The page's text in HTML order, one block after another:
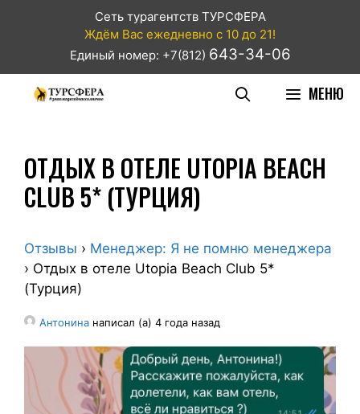
Сеть турагентств ТУРСФЕРА
Ждём Вас ежедневно с 10 до 21!
Единый номер: +7(812) 643-34-06
МЕНЮ
ОТДЫХ В ОТЕЛЕ UTOPIA BEACH
CLUB 5* (ТУРЦИЯ)
Отзывы › Менеджер: Я не помню менеджера
› Отдых в отеле Utopia Beach Club 5*
(Турция)
Антонина написал (а) 4 года назад